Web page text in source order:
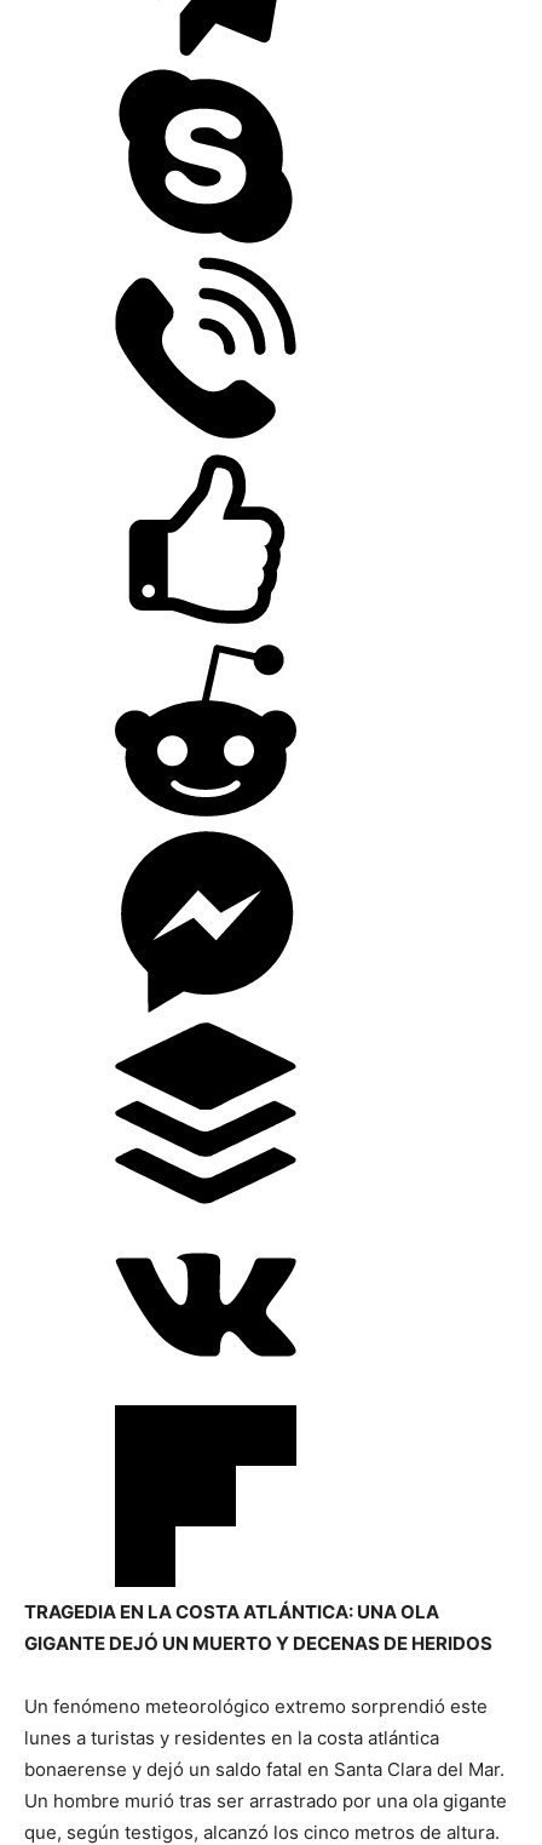
TRAGEDIA EN LA COSTA ATLÁNTICA: UNA OLA
GIGANTE DEJÓ UN MUERTO Y DECENAS DE HERIDOS
Un fenómeno meteorológico extremo sorprendió este
lunes a turistas y residentes en la costa atlántica
bonaerense y dejó un saldo fatal en Santa Clara del Mar.
Un hombre murió tras ser arrastrado por una ola gigante
que, según testigos, alcanzó los cinco metros de altura.